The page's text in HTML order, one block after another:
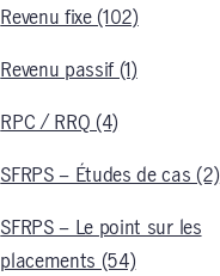
Revenu fixe (102)
Revenu passif (1)
RPC / RRQ (4)
SFRPS – Études de cas (2)
SFRPS – Le point sur les
placements (54)